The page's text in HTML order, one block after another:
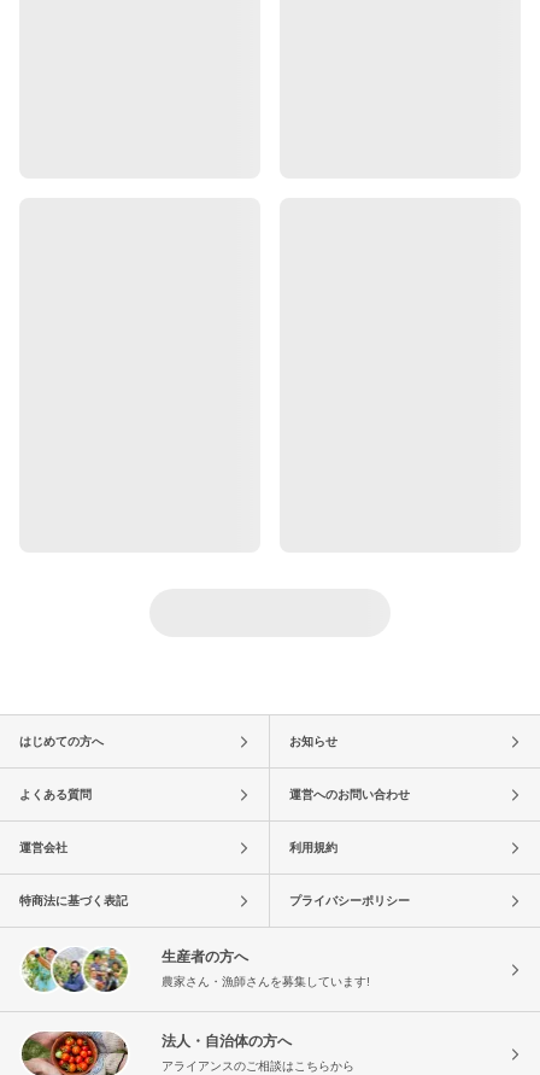
はじめての方へ お知らせ
よくある質問 運営へのお問い合わせ
運営会社 利用規約
特商法に基づく表記 プライバシーポリシー
生産者の方へ
農家さん・漁師さんを募集しています!
法人・自治体の方へ
アライアンスのご相談はこちらから